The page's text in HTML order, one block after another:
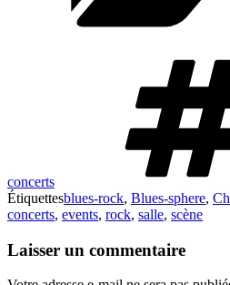
concerts
Étiquettesblues-rock, Blues-sphere,
concerts, events, rock, salle, scène
Laisser un commentaire